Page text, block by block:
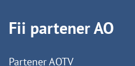
Fii partener AO
Partener AOTV